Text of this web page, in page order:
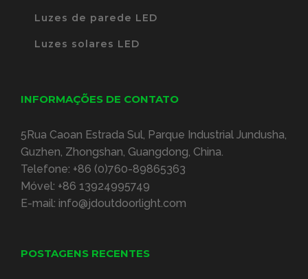
Luzes solares LED
Guzhen, Zhongshan, Guangdong, China.
Telefone:+86 (0)760-89865363
Móvel:+86 13924995749
E-mail: info@jdoutdoorlight.com